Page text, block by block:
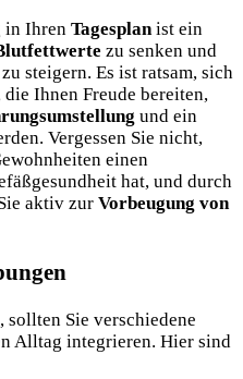
in Ihren Tagesplan ist ein
zu senken und
steigern. Es ist ratsam, sich
Ihnen Freude bereiten,
und ein
Vergessen Sie nicht,
einen
hat, und durch
aktiv zur Vorbeugung von
Sie verschiedene
Alltag integrieren. Hier sind